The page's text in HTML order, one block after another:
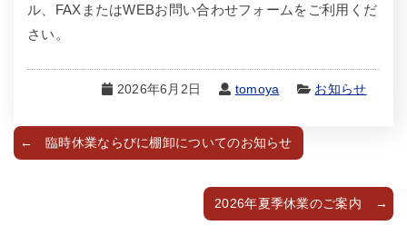
ル、FAXまたはWEBお問い合わせフォームをご利用くだ
さい。
2026年6月2日 tomoya お知らせ
臨時休業ならびに棚卸についてのお知らせ
2026年夏季休業のご案内